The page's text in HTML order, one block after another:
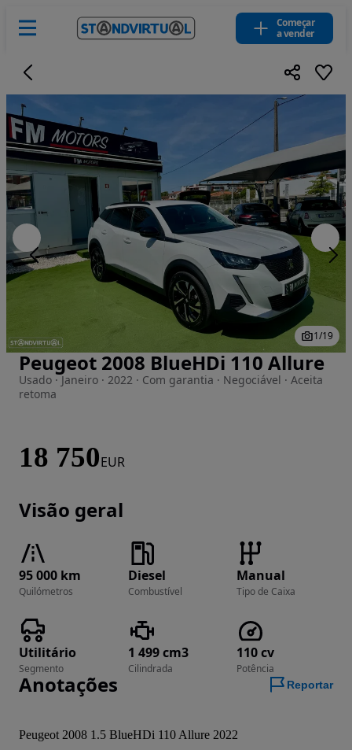
Começar
a vender
Imagem 1 de 19
1/19
Peugeot 2008 BlueHDi 110 Allure
Usado · Janeiro · 2022 · Com garantia · Negociável · Aceita
retoma
18 750EUR
Visão geral
95 000 km
Quilómetros
Diesel
Combustível
Manual
Tipo de Caixa
Utilitário
Segmento
1 499 cm3
Cilindrada
110 cv
Potência
Anotações Reportar
Peugeot 2008 1.5 BlueHDi 110 Allure 2022